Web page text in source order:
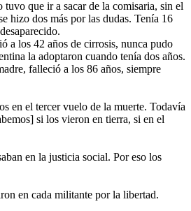
que ir a sacar de la comisaria, sin el
hizo dos más por las dudas. Tenía 16
a los 42 años de cirrosis, nunca pudo
la adoptaron cuando tenía dos años.
falleció a los 86 años, siempre
en el tercer vuelo de la muerte. Todavía
si los vieron en tierra, si en el
en la justicia social. Por eso los
en cada militante por la libertad.